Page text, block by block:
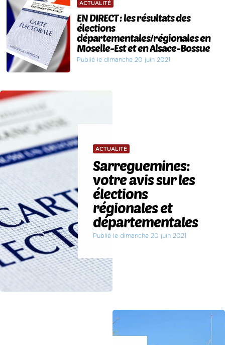
ACTUALITÉ
EN DIRECT : les résultats des
élections
départementales/régionales en
Moselle-Est et en Alsace-Bossue
Publié le dimanche 20 juin 2021
ACTUALITÉ
Sarreguemines:
votre avis sur les
élections
régionales et
départementales
Publié le dimanche 20 juin 2021